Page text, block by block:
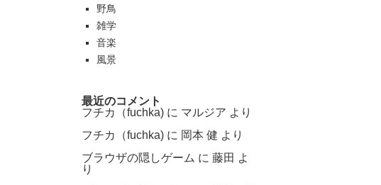
野鳥
雑学
音楽
風景
最近のコメント
フチカ（fuchka) に マルジア より
フチカ（fuchka) に 岡本 健 より
ブラウザの隠しゲーム に 藤田 よ
り